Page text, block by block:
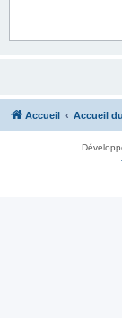
Accueil Accueil